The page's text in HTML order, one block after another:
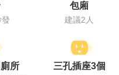
包廂
建議2人
所 三孔插座3個